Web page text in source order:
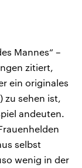
Mannes“ –
zitiert,
ein originales
zu sehen ist,
andeuten.
selbst
wenig in der